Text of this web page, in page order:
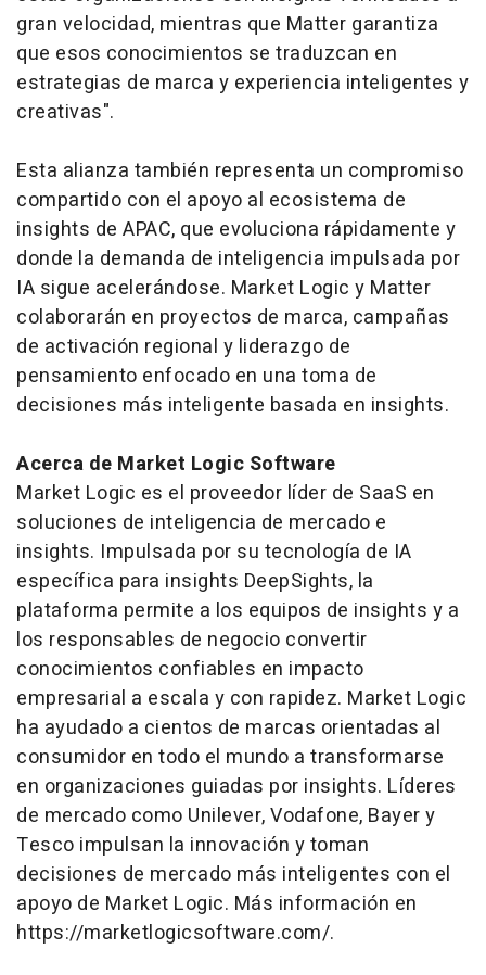
gran velocidad, mientras que Matter garantiza
que esos conocimientos se traduzcan en
estrategias de marca y experiencia inteligentes y
creativas".
Esta alianza también representa un compromiso
compartido con el apoyo al ecosistema de
insights de APAC, que evoluciona rápidamente y
donde la demanda de inteligencia impulsada por
IA sigue acelerándose. Market Logic y Matter
colaborarán en proyectos de marca, campañas
de activación regional y liderazgo de
pensamiento enfocado en una toma de
decisiones más inteligente basada en insights.
Acerca de Market Logic Software
Market Logic es el proveedor líder de SaaS en
soluciones de inteligencia de mercado e
insights. Impulsada por su tecnología de IA
específica para insights DeepSights, la
plataforma permite a los equipos de insights y a
los responsables de negocio convertir
conocimientos confiables en impacto
empresarial a escala y con rapidez. Market Logic
ha ayudado a cientos de marcas orientadas al
consumidor en todo el mundo a transformarse
en organizaciones guiadas por insights. Líderes
de mercado como Unilever, Vodafone, Bayer y
Tesco impulsan la innovación y toman
decisiones de mercado más inteligentes con el
apoyo de Market Logic. Más información en
https://marketlogicsoftware.com/.